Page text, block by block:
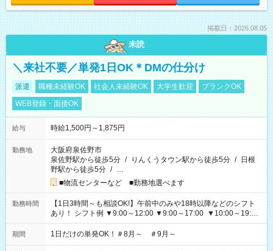
掲載日：2026.08.05
未読
＼来社不要／単発1日OK＊DMの仕分け
派遣 職種未経験OK 社会人未経験OK 大学生歓迎
ブランクOK
WEB登録・面接OK
給与 時給1,500円～1,875円
勤務地
大阪府泉佐野市
泉佐野駅から徒歩5分 / りんくうタウン駅から徒歩5分 / 日根
野駅から徒歩5分 / …
■物流センターなど ■勤務地選べます
勤務時間
【1日3時間～も相談OK!】午前中のみや18時以降などのシフト
あり！ シフト例 ▼9:00～12:00 ▼9:00～17:00 ▼10:00～19:00
▼18:00～21:00
期間 1日だけの単発OK！＃8月～ ＃9月～